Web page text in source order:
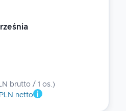
brutto / 1 os.)
netto